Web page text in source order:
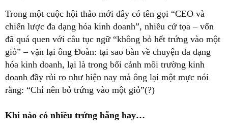
Trong một cuộc hội thảo mới đây có tên gọi “CEO và
chiến lược đa dạng hóa kinh doanh”, nhiều cử tọa – vốn
đã quá quen với câu tục ngữ “không bỏ hết trứng vào một
giỏ” – vặn lại ông Đoàn: tại sao bàn về chuyện đa dạng
hóa kinh doanh, lại là trong bối cảnh môi trường kinh
doanh đầy rủi ro như hiện nay mà ông lại một mực nói
rằng: “Chỉ nên bỏ trứng vào một giỏ”(?)
Khi nào có nhiều trứng hẵng hay…